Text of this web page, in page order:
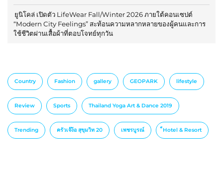
ยูนิโคล่ เปิดตัว LifeWear Fall/Winter 2026 ภายใต้คอนเซปต์
“Modern City Feelings” สะท้อนความหลากหลายของผู้คนและการ
ใช้ชีวิตผ่านเสื้อผ้าที่ตอบโจทย์ทุกวัน
Country Fashion gallery GEOPARK lifestyle
Review Sports Thailand Yoga Art & Dance 2019
Trending ครัวเจ๊ง้อ สุขุมวิท 20 เพชรบูรณ์ ็Hotel & Resort